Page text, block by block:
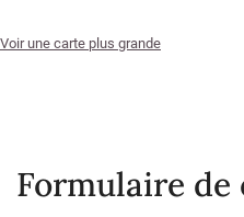
Voir une carte plus grande
Formulaire